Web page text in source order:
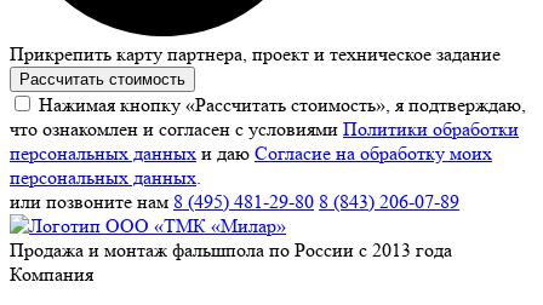
Прикрепить карту партнера, проект и техническое задание
Рассчитать стоимость
Нажимая кнопку «Рассчитать стоимость», я подтверждаю,
что ознакомлен и согласен с условиями Политики обработки
персональных данных и даю Согласие на обработку моих
персональных данных.
или позвоните нам 8 (495) 481-29-80 8 (843) 206-07-89
Продажа и монтаж фальшпола по России с 2013 года
Компания